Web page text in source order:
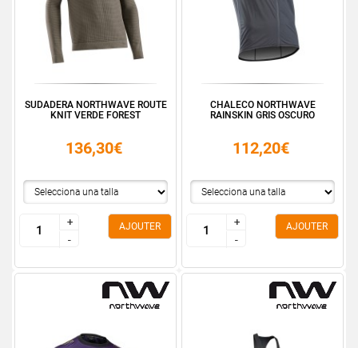
SUDADERA NORTHWAVE ROUTE
KNIT VERDE FOREST
136,30€
+
-
+
-
AJOUTER
CHALECO NORTHWAVE
RAINSKIN GRIS OSCURO
112,20€
+
-
+
-
AJOUTER